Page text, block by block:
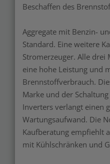
Beschaffen des
Aggregate mit Benzin-
Standard. Eine weitere
Stromerzeuger. Alle drei
eine hohe Leistung und
Brennstoffverbrauch.
Marke und der
Inverters verlangt einen
Wartungsaufwand. Die
Kaufberatung empfiehlt
mit Kühlschränken und